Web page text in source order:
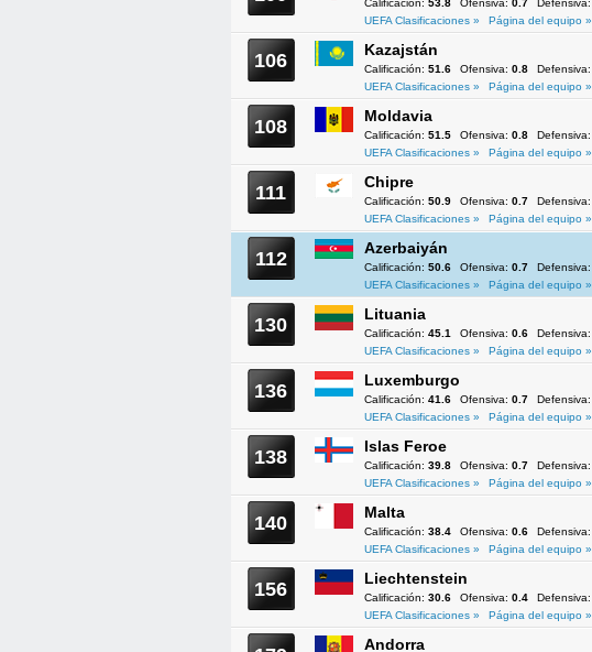
Calificación: 53.8 Ofensiva: 0.7 Defensiva:
UEFA Clasificaciones »
Página del equipo »
106 Kazajstán
Calificación: 51.6 Ofensiva: 0.8 Defensiva:
UEFA Clasificaciones »
Página del equipo »
108 Moldavia
Calificación: 51.5 Ofensiva: 0.8 Defensiva:
UEFA Clasificaciones »
Página del equipo »
111 Chipre
Calificación: 50.9 Ofensiva: 0.7 Defensiva:
UEFA Clasificaciones »
Página del equipo »
112 Azerbaiyán
Calificación: 50.6 Ofensiva: 0.7 Defensiva:
UEFA Clasificaciones »
Página del equipo »
130 Lituania
Calificación: 45.1 Ofensiva: 0.6 Defensiva:
UEFA Clasificaciones »
Página del equipo »
136 Luxemburgo
Calificación: 41.6 Ofensiva: 0.7 Defensiva:
UEFA Clasificaciones »
Página del equipo »
138 Islas Feroe
Calificación: 39.8 Ofensiva: 0.7 Defensiva:
UEFA Clasificaciones »
Página del equipo »
140 Malta
Calificación: 38.4 Ofensiva: 0.6 Defensiva:
UEFA Clasificaciones »
Página del equipo »
156 Liechtenstein
Calificación: 30.6 Ofensiva: 0.4 Defensiva:
UEFA Clasificaciones »
Página del equipo »
Andorra